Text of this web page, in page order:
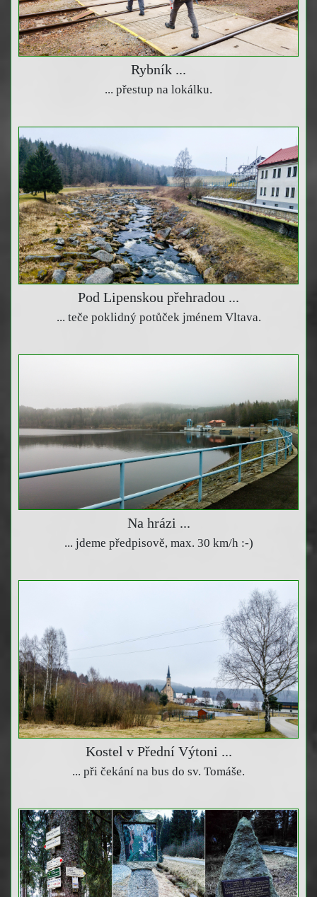
Rybník ...
... přestup na lokálku.
Pod Lipenskou přehradou ...
... teče poklidný potůček jménem Vltava.
Na hrázi ...
... jdeme předpisově, max. 30 km/h :-)
Kostel v Přední Výtoni ...
... při čekání na bus do sv. Tomáše.